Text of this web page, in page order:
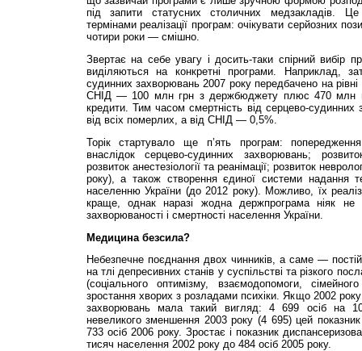
під запити статусних столичних медзакладів.
термінами реалізації програм: очікувати серйозних
чотири роки — смішно.
Звертає на себе увагу і досить-таки спірний вибір
виділяються на конкретні програми. Наприклад,
судинних захворювань 2007 року передбачено на
СНІД — 100 млн грн з держбюджету плюс 470 млн
кредити. Тим часом смертність від серцево-судинних
від всіх померлих, а від СНІД — 0,5%.
Торік стартувало ще п’ять програм: попередження
внаслідок серцево-судинних захворювань;
розвиток анестезіології та реанімації; розвиток
року), а також створення єдиної системи надання
населенню України (до 2012 року). Можливо, їх
краще, однак наразі жодна держпрограма ніяк не
захворюваності і смертності населення України.
Медицина безсила?
Небезпечне поєднання двох чинників, а саме —
на тлі депресивних станів у суспільстві та різкого
(соціального оптимізму, взаємодопомоги,
зростання хворих з розладами психіки. Якщо 2002
захворювань мала такий вигляд: 4 699 осіб на
невеликого зменшення 2003 року (4 695) цей
733 осіб 2006 року. Зростає і показник
тисяч населення 2002 року до 484 осіб 2005 року.